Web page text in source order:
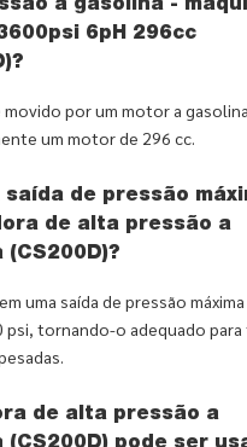
a gasolina -
6pH 296cc
movido por um motor a
um motor de 296 cc.
saída de pressão
de alta pressão a
(CS200D)?
uma saída de pressão
psi, tornando-o adequado para
de alta pressão a